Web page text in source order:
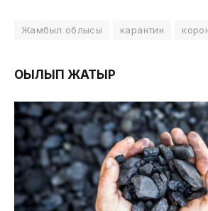
Жамбыл облысы карантин
ОҚЫЛЫП ЖАТЫР